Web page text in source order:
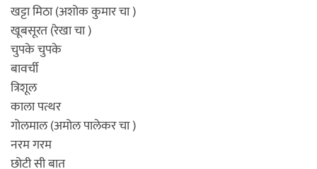
खट्टा मिठा (अशोक कुमार चा )
खूबसूरत (रेखा चा )
चुपके चुपके
बावर्ची
त्रिशूल
काला पत्थर
गोलमाल (अमोल पालेकर चा )
नरम गरम
छोटी सी बात